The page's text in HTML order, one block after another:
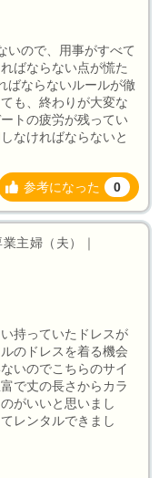
いので、用事がすべて
ばならない点が慌た
ばならないルールが徹
も、終わりが大変な
トの疲労が残ってい
なければならないと
参考になった 0
主婦（夫）｜
持っていたドレスが
のドレスを着る機会
いのでこちらのサイ
で丈の長さからカラ
がいいと思いまし
レンタルできまし